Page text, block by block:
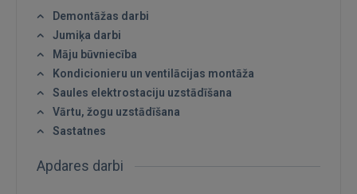
Demontāžas darbi
Jumiķa darbi
Māju būvniecība
Kondicionieru un ventilācijas montāža
Saules elektrostaciju uzstādīšana
Vārtu, žogu uzstādīšana
Sastatnes
Apdares darbi